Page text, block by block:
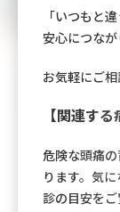
「いつもと
安心につなが
お気軽にご相
【関連す
危険な頭痛
ります。気
診の目安をご